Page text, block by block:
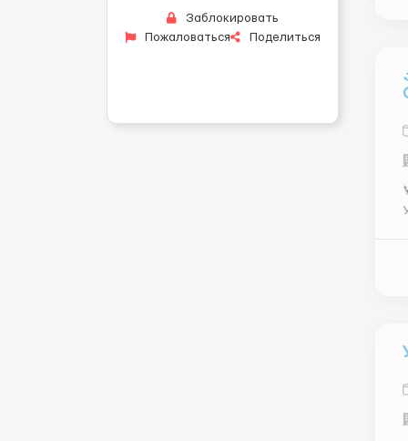
Заблокировать
Пожаловаться
Поделиться